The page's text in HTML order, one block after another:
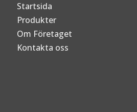
Startsida
Produkter
Om Företaget
Kontakta oss